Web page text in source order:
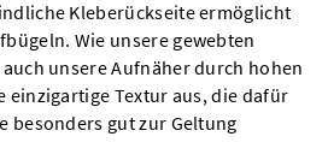
Kleberückseite ermöglicht
Wie unsere gewebten
unsere Aufnäher durch hohen
einzigartige Textur aus, die dafür
besonders gut zur Geltung